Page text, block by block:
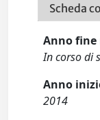
Scheda
Anno
In corso di
Anno
2014